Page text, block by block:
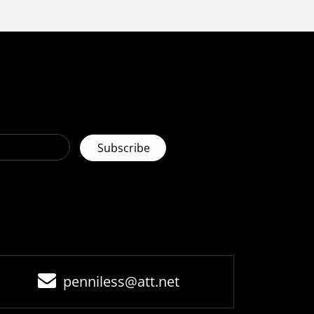
penniless@att.net